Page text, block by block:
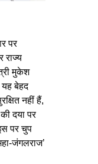
पर
राज्य
मुकेश
यह बेहद
नहीं हैं,
दया पर
पर चुप
जंगलराज’